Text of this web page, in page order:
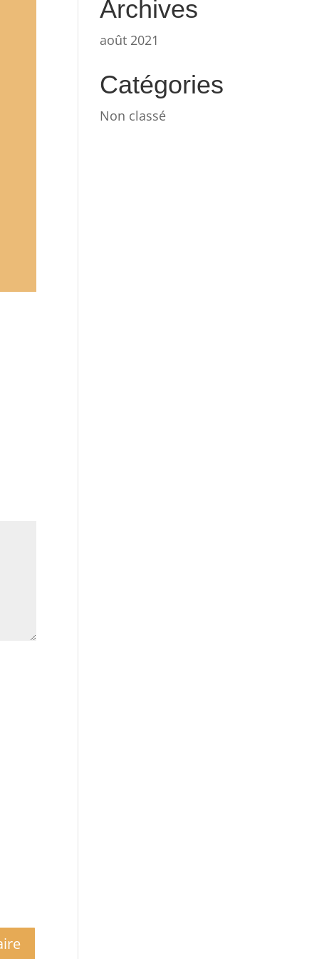
Archives
août 2021
Catégories
Non classé